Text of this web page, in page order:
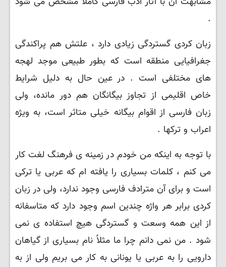
.
زبان کردی گستردگی زیادی دارد ، علتش هم پراکندگی
جغرافیایی منطقه است که بطور طبیعی موجد لهجه
های مختلفی است . در عین حال به دلیل شرایط
خاص اقلیمی از تجاوز بیگانگان هم دور مانده، ولی
زبان فارسی از اقوام بیگانه خیلی متاثر است، به ویژه
اعراب و ترکها .
با توجه به اینکه من خودم در زمینه ی فرهنگ لغت کار
می کنم ، کلمات بسیاری را یافته ام که عربی یا ترکی
است و برای آن مترادف فارسی وجود ندارد، ولی در زبان
کردی برابر هر واژه چندین اسم وجود دارد که متاسفانه
از این همه وسعت و گستردگی هیچ استفاده ی نمی
شود . من نمی دانم چرا ما مثلاً نام بسیاری از گیاهان
دارویی را به عربی یا یونانی به کار می بریم ولی از به